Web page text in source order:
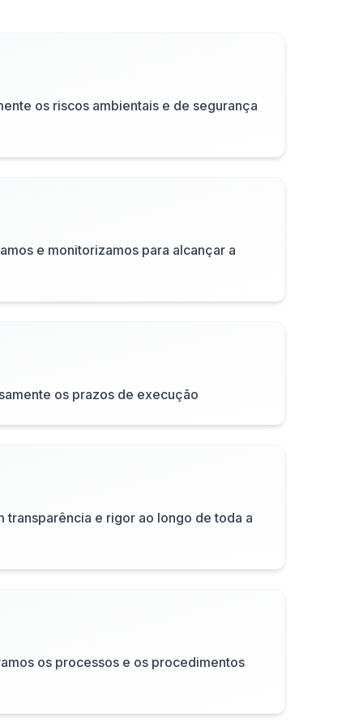
os riscos ambientais e de segurança
e monitorizamos para alcançar a
os prazos de execução
transparência e rigor ao longo de toda a
os processos e os procedimentos